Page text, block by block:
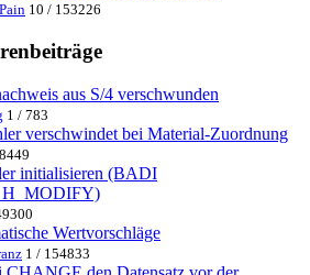
10 / 153226
aus S/4 verschwunden
1 / 783
verschwindet bei Material-Zuordnung
initialisieren (BADI
Wertvorschläge
1 / 154833